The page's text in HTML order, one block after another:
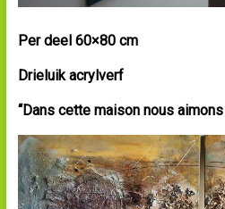
Per deel 60×80 cm
Drieluik acrylverf
“Dans cette maison nous